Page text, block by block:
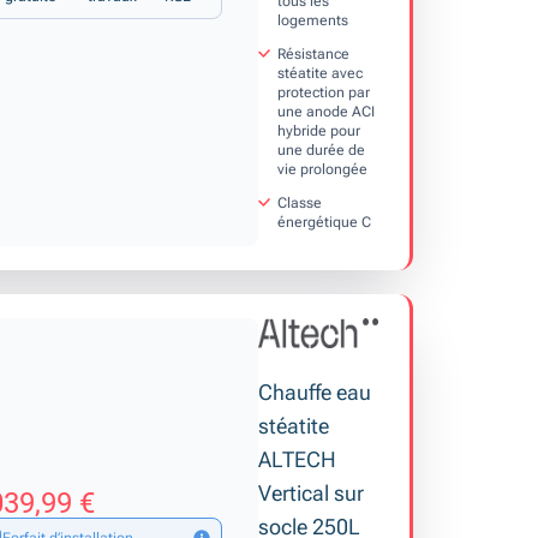
logements
Résistance
stéatite avec
protection par
une anode ACI
hybride pour
une durée de
vie prolongée
Classe
énergétique C
Chauffe eau
stéatite
ALTECH
Vertical sur
socle 250L
€